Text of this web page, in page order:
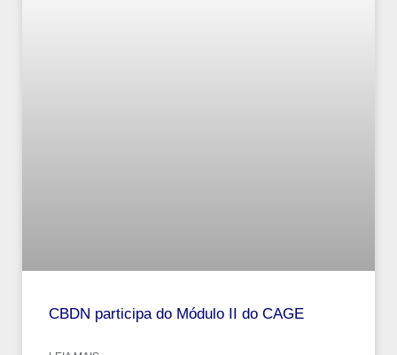
CBDN participa do Módulo II do CAGE